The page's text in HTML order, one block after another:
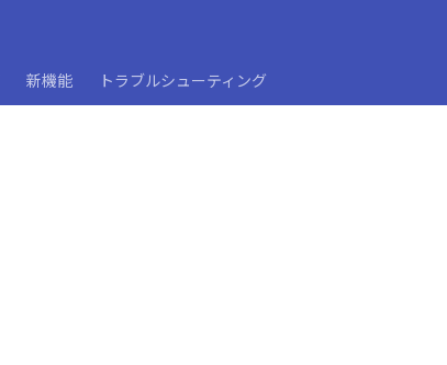
新機能 トラブルシューティング